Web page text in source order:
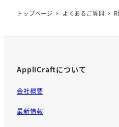
トップページ よくあるご質問
AppliCraftについて
会社概要
最新情報